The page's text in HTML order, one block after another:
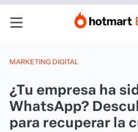
MARKETING DIGITAL
¿Tu empresa ha
WhatsApp?
para recuperar la